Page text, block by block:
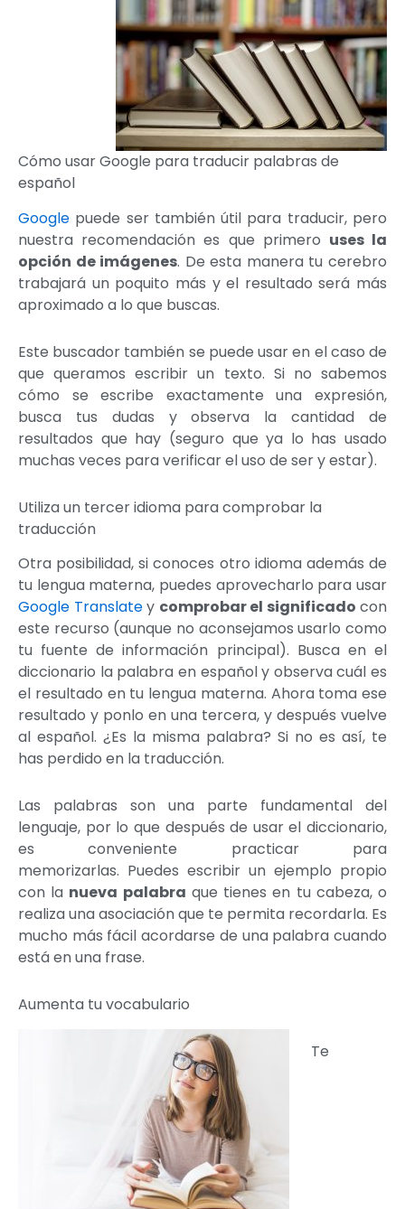
Cómo usar Google para traducir palabras de
español
Google puede ser también útil para traducir, pero
nuestra recomendación es que primero uses la
opción de imágenes. De esta manera tu cerebro
trabajará un poquito más y el resultado será más
aproximado a lo que buscas.
Este buscador también se puede usar en el caso de
que queramos escribir un texto. Si no sabemos
cómo se escribe exactamente una expresión,
busca tus dudas y observa la cantidad de
resultados que hay (seguro que ya lo has usado
muchas veces para verificar el uso de ser y estar).
Utiliza un tercer idioma para comprobar la
traducción
Otra posibilidad, si conoces otro idioma además de
tu lengua materna, puedes aprovecharlo para usar
Google Translatey comprobar el significado con
este recurso (aunque no aconsejamos usarlo como
tu fuente de información principal). Busca en el
diccionario la palabra en español y observa cuál es
el resultado en tu lengua materna. Ahora toma ese
resultado y ponlo en una tercera, y después vuelve
al español. ¿Es la misma palabra? Si no es así, te
has perdido en la traducción.
Las palabras son una parte fundamental del
lenguaje, por lo que después de usar el diccionario,
es conveniente practicar para
memorizarlas. Puedes escribir un ejemplo propio
con la nueva palabra que tienes en tu cabeza, o
realiza una asociación que te permita recordarla. Es
mucho más fácil acordarse de una palabra cuando
está en una frase.
Aumenta tu vocabulario
Te